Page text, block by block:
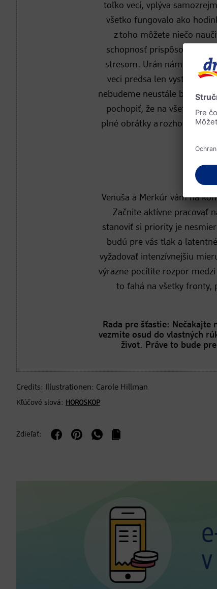
toľko vecí, vplýva
všetko fungovalo ako
z toho môžete niečo
schopnosť prispôsobiť sa
stresom. Urán nám
veci predsa len vystrelia
nebudeme neustále brániť.
pochopiť, že na všetko si
plné obrátky a rozhodne sa
Venuša a Merkúr vám na
Začnite aktívne pracovať
stanoviť si priority je
budú pre vás tlak a
vyžadovať intenzívnejšiu
výrazne pocítite rozpor
to ťahá na všetky fronty,
Rada pre šťastie:
vezmite osud do vlastných
život. Práve to bude
Credits: Illustrationen: Carole Hillman
Kľúčové slová: HOROSKOP
Zdieľať: